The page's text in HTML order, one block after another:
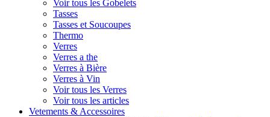
Voir tous les Gobelets
Tasses
Tasses et Soucoupes
Thermo
Verres
Verres a the
Verres à Bière
Verres à Vin
Voir tous les Verres
Voir tous les articles
Vetements & Accessoires